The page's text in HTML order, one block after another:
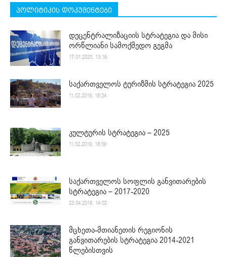
პოლიტიკის დოკუმენტები
დეცენტრალიზაციის სტრატეგია და მისი
ორწლიანი სამოქმედო გეგმა
17.01.2020. 13:16
საქართველოს ტურიზმის სტრატეგია 2025
11.02.2019. 18:24
კულტურის სტრატეგია – 2025
11.02.2019. 18:09
საქართველოს სოფლის განვითარების
სტრატეგია – 2017-2020
23.04.2018. 14:02
მცხეთა-მთიანეთის რეგიონის
განვითარების სტრატეგია 2014-2021
წლებისთვის